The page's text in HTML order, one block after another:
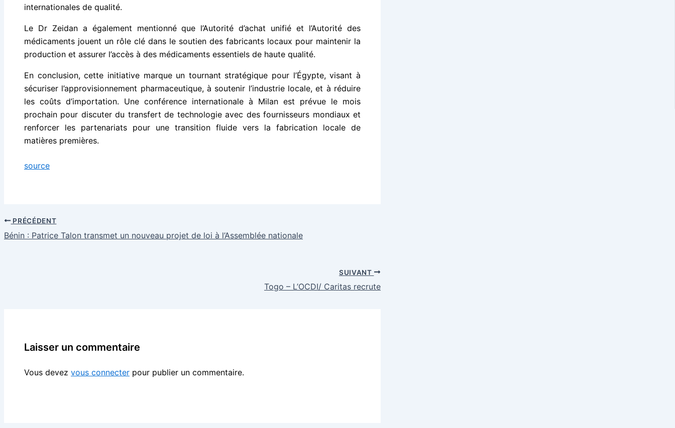
internationales de qualité.
Le Dr Zeidan a également mentionné que l’Autorité d’achat unifié et l’Autorité des
médicaments jouent un rôle clé dans le soutien des fabricants locaux pour maintenir la
production et assurer l’accès à des médicaments essentiels de haute qualité.
En conclusion, cette initiative marque un tournant stratégique pour l’Égypte, visant à
sécuriser l’approvisionnement pharmaceutique, à soutenir l’industrie locale, et à réduire
les coûts d’importation. Une conférence internationale à Milan est prévue le mois
prochain pour discuter du transfert de technologie avec des fournisseurs mondiaux et
renforcer les partenariats pour une transition fluide vers la fabrication locale de
matières premières.
source
PRÉCÉDENT
Bénin : Patrice Talon transmet un nouveau projet de loi à l’Assemblée nationale
SUIVANT
Togo – L’OCDI/ Caritas recrute
Laisser un commentaire
Vous devez vous connecter pour publier un commentaire.